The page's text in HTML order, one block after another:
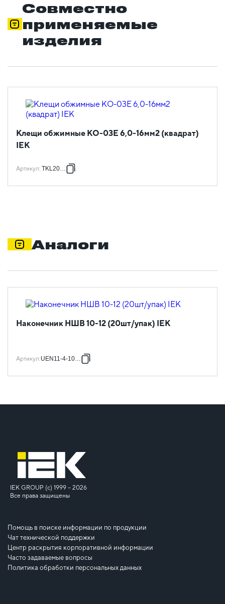
Совместно
применяемые
изделия
Клещи обжимные КО-03Е 6,0-16мм2 (квадрат)
IEK
Артикул: TKL20-D4
Аналоги
Наконечник НШВ 10-12 (20шт/упак) IEK
Артикул:UEN11-4-10-12
IEK GROUP (c) 1999 – 2026
Все права защищены
Помощь в поиске информации по продукции
Чат технической поддержки
Центр раскрытия корпоративной информации
Часто задаваемые вопросы
Политика обработки персональных данных